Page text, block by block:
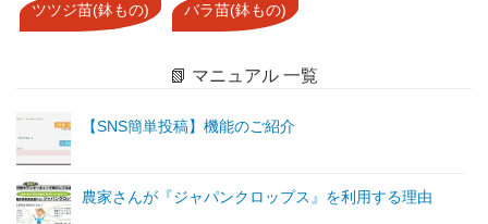
ツツジ苗(鉢もの) バラ苗(鉢もの)
📗 マニュアル 一覧
【SNS簡単投稿】機能のご紹介
農家さんが『ジャパンクロップス』を利用する理由